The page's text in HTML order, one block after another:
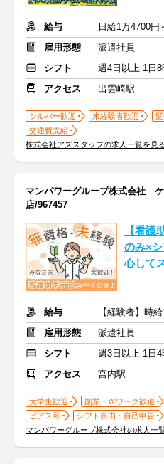
給与
日給1万4700
雇用形態
派遣社員
シフト
週4日以上 1日
アクセス
出雲崎駅
シルバー歓迎 未経験者歓迎
交通費支給
株式会社アズスタッフの求人一覧を見
マンパワーグループ株式会社
店/967457
【看護
のみ×
心して
給与
雇用形態
派遣社員
シフト
週3日以上 1日
アクセス
宮内駅
大学生歓迎 副業・Ｗワーク歓迎
ピアス可
シフト自由・自己申告
マンパワーグループ株式会社の求人一